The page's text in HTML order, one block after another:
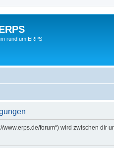
rund um ERPS
www.erps.de/forum“) wird zwischen